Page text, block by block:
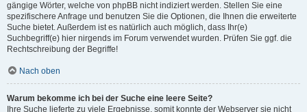
gängige Wörter, welche von phpBB nicht indiziert werden. Stellen Sie eine
spezifischere Anfrage und benutzen Sie die Optionen, die Ihnen die erweiterte
Suche bietet. Außerdem ist es natürlich auch möglich, dass Ihr(e)
Suchbegriff(e) hier nirgends im Forum verwendet wurden. Prüfen Sie ggf. die
Rechtschreibung der Begriffe!
Nach oben
Warum bekomme ich bei der Suche eine leere Seite?
Ihre Suche lieferte zu viele Ergebnisse, somit konnte der Webserver sie nicht